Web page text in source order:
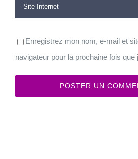
Enregistrez mon nom, e-mail et
navigateur pour la prochaine fois que